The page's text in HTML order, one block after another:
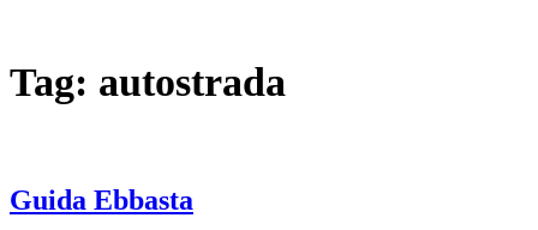
Tag: autostrada
Guida Ebbasta